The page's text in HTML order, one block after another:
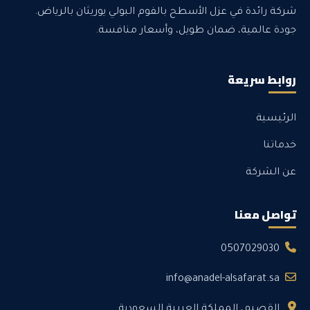
شركة رائدة في عزل الأسطح بالفوم البولي يوريثان بالرياض.
جودة عالمية، ضمان طويل، وأسعار منافسة.
روابط سريعة
الرئيسية
خدماتنا
عن الشركة
تواصل معنا
0507029030